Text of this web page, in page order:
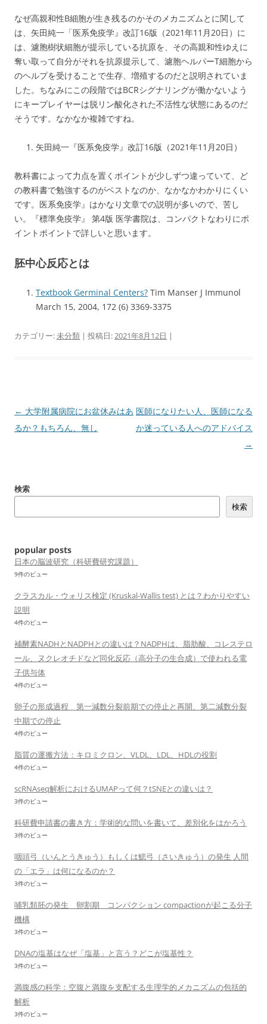
なぜ高親和性B細胞が生き残るのかそのメカニズムとに関して
は、矢田純一「医系免疫学』改訂16版（2021年11月20日）に
は、濾胞樹状細胞が提示している抗原を、その高親和性ゆえに
奪い取って自分がそれを抗原提示して、濾胞ヘルパーT細胞から
のヘルプを受けることで生存、増殖するのだと説明されていま
した。ちなみにこの段階ではBCRシグナリングが働かないよう
にキープレイヤーは脱リン酸化された不活性な状態にあるのだ
そうです。なかなか複雑ですね。
矢田純一『医系免疫学』改訂16版（2021年11月20日）
教科書によって力点を置くポイントが少しずつ違っていて、ど
の教科書で勉強するのがベストなのか、なかなかわかりにくい
です。医系免疫学』はかなり文章での説明が多いので、苦し
い。『標準免疫学』 第4版 医学書院は、コンパクトなわりにポ
イントポイントで詳しいと思います。
胚中心反応とは
Textbook Germinal Centers? Tim Manser J Immunol
March 15, 2004, 172 (6) 3369-3375
カテゴリー:未分類 | 投稿日:2021年8月12日 |
投
稿
ー
← 大学附属病院にお盆休みはあ
るか？もちろん、無し
医師になりたい人、医師になる
か迷っている人へのアドバイス
→
検索
検索
popular posts
日本の脳波研究（科研費研究課題）
9件のビュー
クラスカル・ウォリス検定 (Kruskal-Wallis test) とは？わかりやすい
説明
4件のビュー
補酵素NADHとNADPHとの違いは？NADPHは、脂肪酸、コレステロ
ール、ヌクレオチドなど同化反応（高分子の生合成）で使われる電
子供与体
4件のビュー
卵子の形成過程 第一減数分裂前期での停止と再開、第二減数分裂
中期での停止
4件のビュー
脂質の運搬方法：キロミクロン、VLDL、LDL、HDLの役割
4件のビュー
scRNAseq解析におけるUMAPって何？tSNEとの違いは？
3件のビュー
科研費申請書の書き方：学術的な問いを書いて、差別化をはかろう
3件のビュー
咽頭弓（いんとうきゅう）もしくは鰓弓（さいきゅう）の発生 人間
の「エラ」は何になるのか？
3件のビュー
哺乳類胚の発生 卵割期 コンパクション compactionが起こる分子
機構
3件のビュー
DNAの塩基はなぜ「塩基」と言う？どこが塩基性？
3件のビュー
満腹感の科学：空腹と満腹を支配する生理学的メカニズムの包括的
解析
3件のビュー